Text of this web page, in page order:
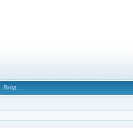
Вход